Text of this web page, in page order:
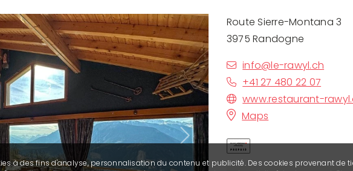
Next
Route Sierre-Montana 3
3975 Randogne
info@le-rawyl.ch
+41 27 480 22 07
www.restaurant-
Maps
à des fins d'analyse, personnalisation du contenu et publicité. Des cookies provenant de